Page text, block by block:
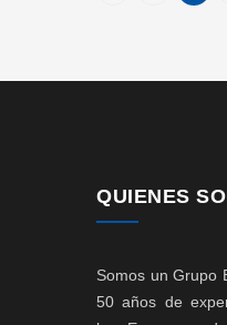
QUIENES
Somos un Grupo
50 años de